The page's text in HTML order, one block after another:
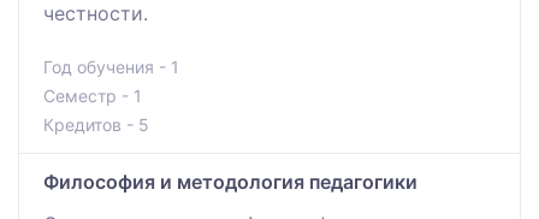
честности.
Год обучения - 1
Семестр - 1
Кредитов - 5
Философия и методология педагогики